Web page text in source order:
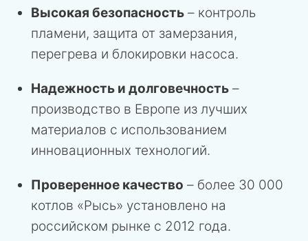
Высокая безопасность – контроль
пламени, защита от замерзания,
перегрева и блокировки насоса.
Надежность и долговечность –
производство в Европе из лучших
материалов с использованием
инновационных технологий.
Проверенное качество – более 30 000
котлов «Рысь» установлено на
российском рынке с 2012 года.